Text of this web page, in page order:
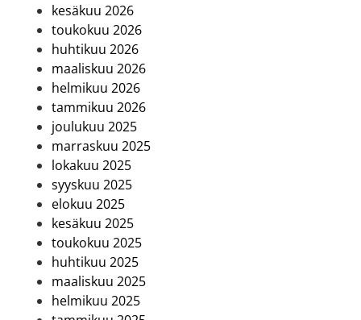
kesäkuu 2026
toukokuu 2026
huhtikuu 2026
maaliskuu 2026
helmikuu 2026
tammikuu 2026
joulukuu 2025
marraskuu 2025
lokakuu 2025
syyskuu 2025
elokuu 2025
kesäkuu 2025
toukokuu 2025
huhtikuu 2025
maaliskuu 2025
helmikuu 2025